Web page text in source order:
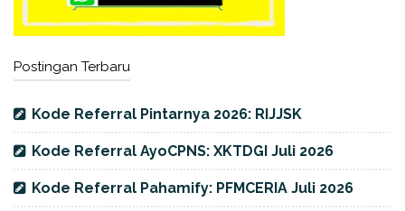
Postingan Terbaru
Kode Referral Pintarnya 2026: RIJJSK
Kode Referral AyoCPNS: XKTDGI Juli 2026
Kode Referral Pahamify: PFMCERIA Juli 2026